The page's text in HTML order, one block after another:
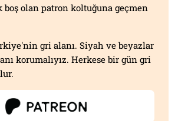
boş olan patron koltuğuna geçmen
gri alanı. Siyah ve beyazlar
korumalıyız. Herkese bir gün gri